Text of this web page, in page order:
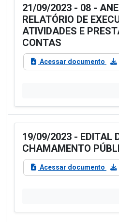
21/09/2023 - 08 -
RELATÓRIO DE
ATIVIDADES E
CONTAS
Acessar documento
19/09/2023 - EDITAL
CHAMAMENTO
Acessar documento